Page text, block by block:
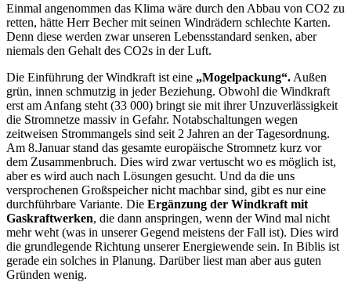
Einmal angenommen das Klima wäre durch den Abbau von CO2 zu
retten, hätte Herr Becher mit seinen Windrädern schlechte Karten.
Denn diese werden zwar unseren Lebensstandard senken, aber
niemals den Gehalt des CO2s in der Luft.
Die Einführung der Windkraft ist eine „Mogelpackung“. Außen
grün, innen schmutzig in jeder Beziehung. Obwohl die Windkraft
erst am Anfang steht (33 000) bringt sie mit ihrer Unzuverlässigkeit
die Stromnetze massiv in Gefahr. Notabschaltungen wegen
zeitweisen Strommangels sind seit 2 Jahren an der Tagesordnung.
Am 8.Januar stand das gesamte europäische Stromnetz kurz vor
dem Zusammenbruch. Dies wird zwar vertuscht wo es möglich ist,
aber es wird auch nach Lösungen gesucht. Und da die uns
versprochenen Großspeicher nicht machbar sind, gibt es nur eine
durchführbare Variante. Die Ergänzung der Windkraft mit
Gaskraftwerken, die dann anspringen, wenn der Wind mal nicht
mehr weht (was in unserer Gegend meistens der Fall ist). Dies wird
die grundlegende Richtung unserer Energiewende sein. In Biblis ist
gerade ein solches in Planung. Darüber liest man aber aus guten
Gründen wenig.